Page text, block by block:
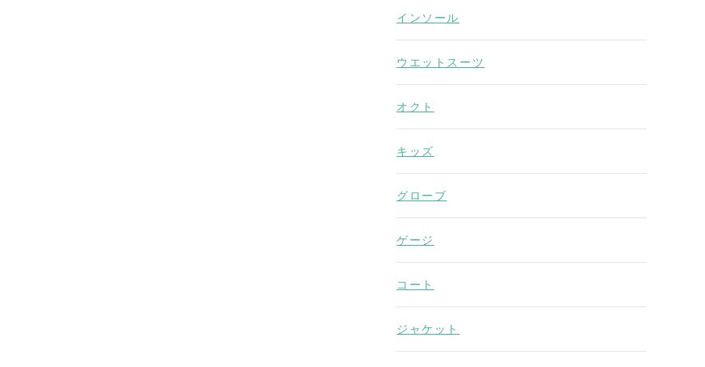
インソール
ウエットスーツ
オクト
キッズ
グローブ
ゲージ
コート
ジャケット